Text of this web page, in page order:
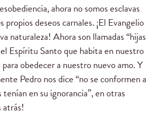
ahora no somos esclavas
propios deseos carnales. ¡El Evangelio
naturaleza! Ahora son llamadas “hijas
Espíritu Santo que habita en nuestro
obedecer a nuestro nuevo amo. Y
Pedro nos dice “no se conformen a
en su ignorancia”, en otras
atrás!